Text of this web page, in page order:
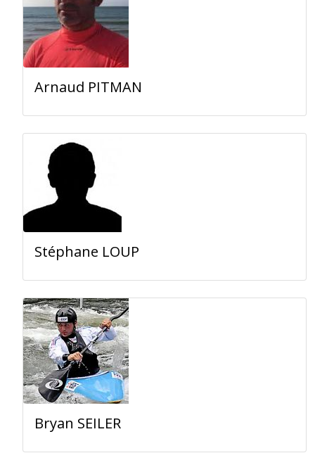
Arnaud PITMAN
Stéphane LOUP
Bryan SEILER